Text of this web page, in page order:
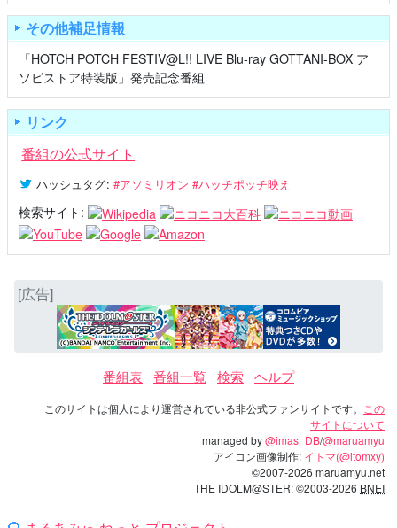
その他補足情報
「HOTCH POTCH FESTIV@L!! LIVE Blu-ray GOTTANI-BOX ア
ソビストア特装版」発売記念番組
リンク
番組の公式サイト
ハッシュタグ: #アソミリオン #ハッチポッチ映え
検索サイト:
[広告]
番組表 番組一覧 検索 ヘルプ
このサイトは個人により運営されている非公式ファンサイトです。
この
サイトについて
managed by@imas_DB/@maruamyu
アイコン画像制作: イトマ(@itomxy)
©2007-2026 maruamyu.net
THE IDOLM@STER: ©2003-2026 BNEI